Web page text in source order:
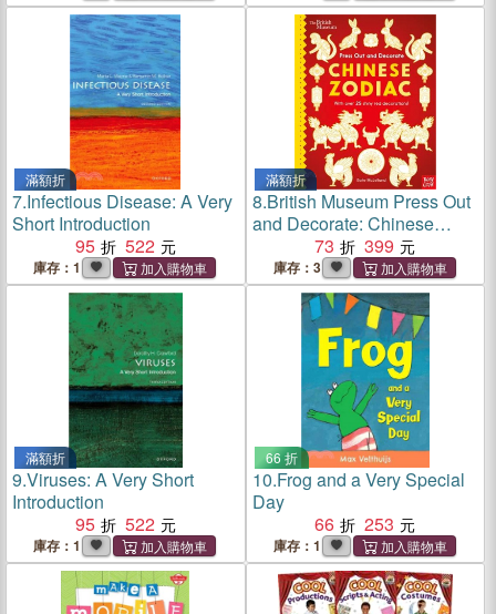
滿額折
7.Infectious Disease: A Very
Short Introduction
95
522
庫存：1
滿額折
8.British Museum Press Out
and Decorate: Chinese
73 399
庫存：3
滿額折
9.Viruses: A Very Short
Introduction
95
522
庫存：1
66 折
10.Frog and a Very Special
Day
66
253
庫存：1